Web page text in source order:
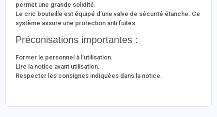
permet une grande solidité.
Le cric bouteille est équipé d’une valve de sécurité étanche. Ce
système assure une protection anti fuites.
Préconisations importantes :
Former le personnel à l’utilisation.
Lire la notice avant utilisation.
Respecter les consignes indiquées dans la notice.